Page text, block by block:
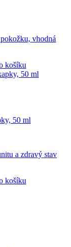
vhodná
košíku
50 ml
a zdravý stav
košíku